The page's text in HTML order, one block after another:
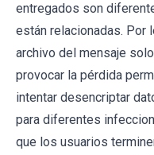
entregados son
están relacionadas. Por
archivo del mensaje
provocar la pérdida
intentar desencriptar
para diferentes
que los usuarios